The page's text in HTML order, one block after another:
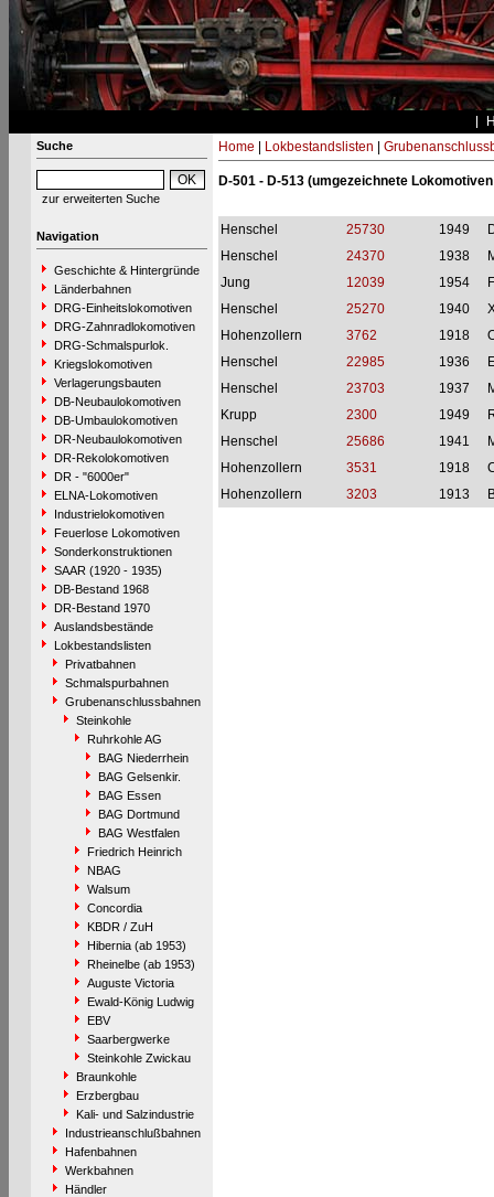
Suche
zur erweiterten Suche
Navigation
Geschichte & Hintergründe
Länderbahnen
DRG-Einheitslokomotiven
DRG-Zahnradlokomotiven
DRG-Schmalspurlok.
Kriegslokomotiven
Verlagerungsbauten
DB-Neubaulokomotiven
DB-Umbaulokomotiven
DR-Neubaulokomotiven
DR-Rekolokomotiven
DR - "6000er"
ELNA-Lokomotiven
Industrielokomotiven
Feuerlose Lokomotiven
Sonderkonstruktionen
SAAR (1920 - 1935)
DB-Bestand 1968
DR-Bestand 1970
Auslandsbestände
Lokbestandslisten
Privatbahnen
Schmalspurbahnen
Grubenanschlussbahnen
Steinkohle
Ruhrkohle AG
BAG Niederrhein
BAG Gelsenkir.
BAG Essen
BAG Dortmund
BAG Westfalen
Friedrich Heinrich
NBAG
Walsum
Concordia
KBDR / ZuH
Hibernia (ab 1953)
Rheinelbe (ab 1953)
Auguste Victoria
Ewald-König Ludwig
EBV
Saarbergwerke
Steinkohle Zwickau
Braunkohle
Erzbergbau
Kali- und Salzindustrie
Industrieanschlußbahnen
Hafenbahnen
Werkbahnen
Händler
Home Lokbestandslisten
D-501 - D-513 (umgezeichnete
Henschel 25730 1949
Henschel
24370 1938
Jung
12039 1954
Henschel
25270 1940
Hohenzollern
3762 1918
Henschel
22985 1936
Henschel
23703 1937
Krupp
2300 1949
Henschel
25686 1941
Hohenzollern
3531 1918
Hohenzollern
3203 1913